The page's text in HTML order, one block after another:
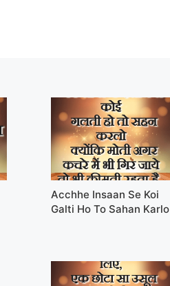
Acchhe Insaan Se Koi
Galti Ho To Sahan Karlo